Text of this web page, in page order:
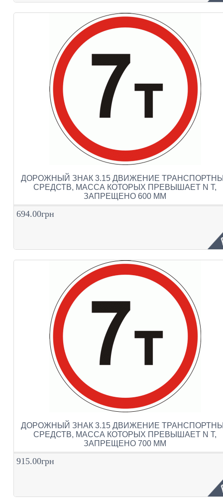
ДОРОЖНЫЙ ЗНАК 3.15 ДВИЖЕНИЕ
СРЕДСТВ, МАССА КОТОРЫХ ПРЕВЫШАЕТ N Т,
ЗАПРЕЩЕНО 600 ММ
694.00грн
ДОРОЖНЫЙ ЗНАК 3.15 ДВИЖЕНИЕ
СРЕДСТВ, МАССА КОТОРЫХ ПРЕВЫШАЕТ N Т,
ЗАПРЕЩЕНО 700 ММ
915.00грн